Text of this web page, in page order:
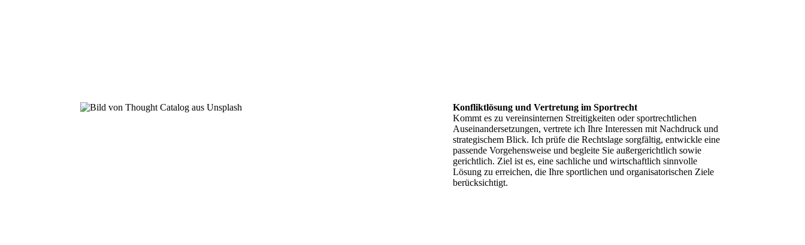
Konfliktlösung und Vertretung im Sportrecht
Kommt es zu vereinsinternen Streitigkeiten oder sportrechtlichen
Auseinandersetzungen, vertrete ich Ihre Interessen mit Nachdruck und
strategischem Blick. Ich prüfe die Rechtslage sorgfältig, entwickle eine
passende Vorgehensweise und begleite Sie außergerichtlich sowie
gerichtlich. Ziel ist es, eine sachliche und wirtschaftlich sinnvolle
Lösung zu erreichen, die Ihre sportlichen und organisatorischen Ziele
berücksichtigt.